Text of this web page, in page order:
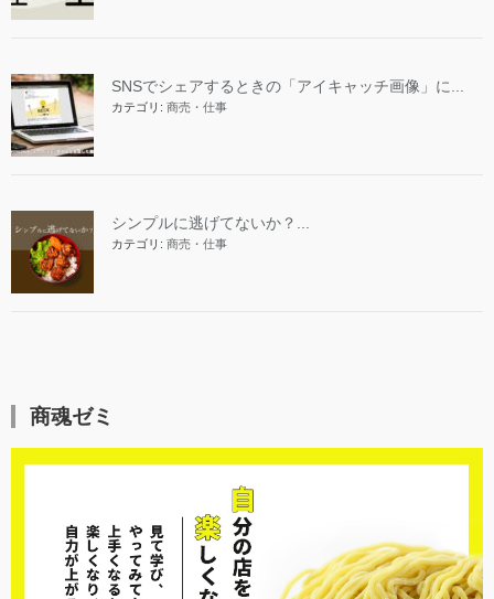
SNSでシェアするときの「アイキャッチ画像」に...
カテゴリ: 商売・仕事
シンプルに逃げてないか？...
カテゴリ: 商売・仕事
商魂ゼミ